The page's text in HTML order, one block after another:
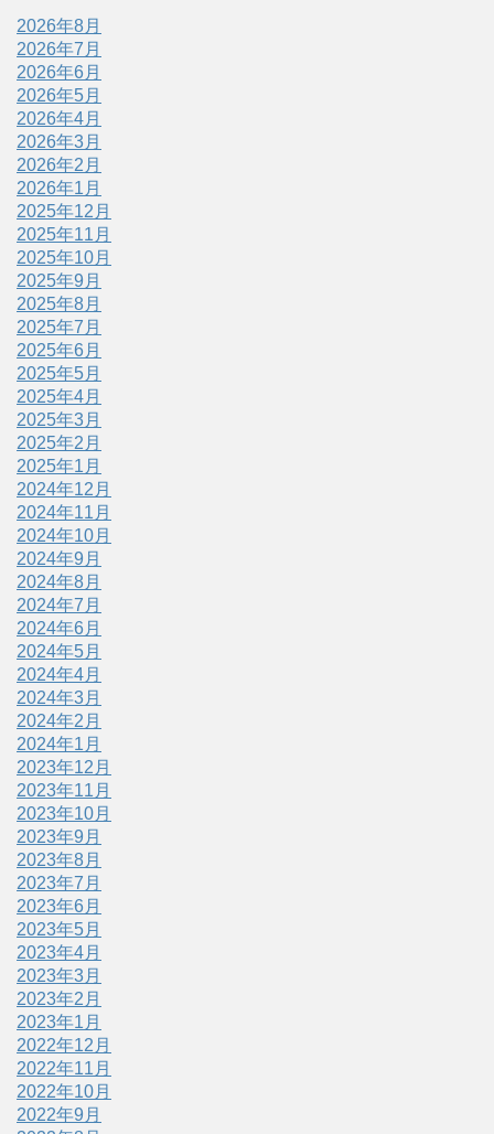
2026年8月
2026年7月
2026年6月
2026年5月
2026年4月
2026年3月
2026年2月
2026年1月
2025年12月
2025年11月
2025年10月
2025年9月
2025年8月
2025年7月
2025年6月
2025年5月
2025年4月
2025年3月
2025年2月
2025年1月
2024年12月
2024年11月
2024年10月
2024年9月
2024年8月
2024年7月
2024年6月
2024年5月
2024年4月
2024年3月
2024年2月
2024年1月
2023年12月
2023年11月
2023年10月
2023年9月
2023年8月
2023年7月
2023年6月
2023年5月
2023年4月
2023年3月
2023年2月
2023年1月
2022年12月
2022年11月
2022年10月
2022年9月